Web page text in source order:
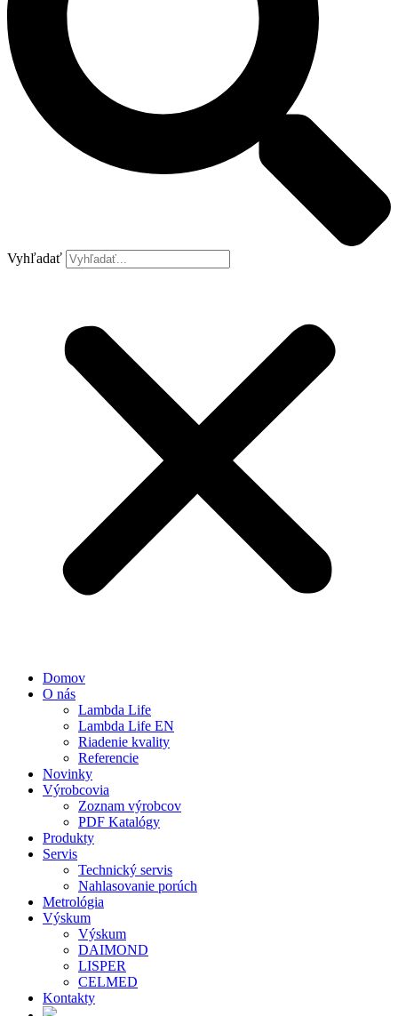
Vyhľadať
Domov
O nás
Lambda Life
Lambda Life EN
Riadenie kvality
Referencie
Novinky
Výrobcovia
Zoznam výrobcov
PDF Katalógy
Produkty
Servis
Technický servis
Nahlasovanie porúch
Metrológia
Výskum
Výskum
DAIMOND
LISPER
CELMED
Kontakty